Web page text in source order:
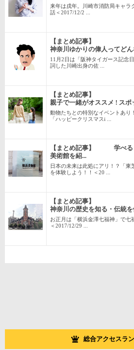
来年は戌年。川崎市消防局キャラ
話＜2017/12/2 ...
【まとめ記事】
神奈川ゆかりの偉人ってど
11月2日は「阪神タイガース記念
詞した川崎出身の佐 ...
【まとめ記事】
親子で一緒がオススメ ! スポ
動物たちとの特別なイベントあり
「ハッピークリスマスi ...
【まとめ記事】 学べる
美術館を紹...
日本の未来は此処にアリ！？「東
を体験しよう！！＜20 ...
【まとめ記事】
神奈川の歴史を知る・伝統
お正月は「横浜金澤七福神」で七
＜2017/12/29 ...
総合アクセスラ